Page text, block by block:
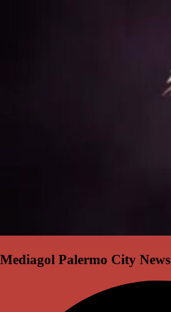
Mediagol Palermo City News